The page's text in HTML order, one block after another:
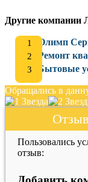
Другие компании
Олимп
Ремонт
Бытовые
Обращались в
Пользовались
отзыв: